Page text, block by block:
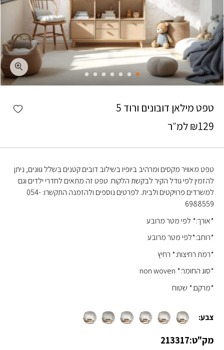
טפט מילאן דובונים ורוד 5
₪129 למ״ר
טפט מאוויר מקסים ומרהיב ביופיו בשילוב דובים קטנים בשלל גוונים, ניתן
להזמין לפי גודל הקיר לבקשת הלקוח. טפט זה מתאים לחדרי ילדים וגם
למשרדים פרויקטים ולבית. לפרטים נוספים ולהזמנה התקשרו: 054-
6988559
*אורך:* לפי מטר מרובע
*רוחב:*לפי מטר מרובע
*רמת רחיצות:* רחיץ
*סוג החומר:* non woven
*מרקם:* שטוח
צבע:
מק"ט:213317